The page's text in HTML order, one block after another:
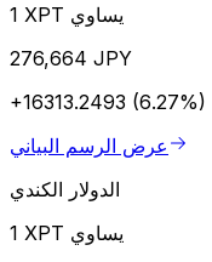
1 XPT يساوي
276,664 JPY
+16313.2493 (6.27%)
عرض الرسم البياني
الدولار الكندي
1 XPT يساوي